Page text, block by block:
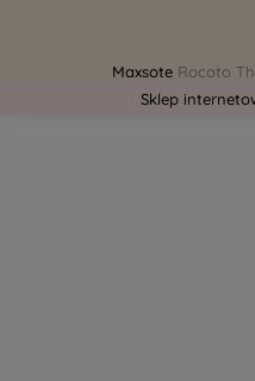
MaxsoteRocoto
Sklep